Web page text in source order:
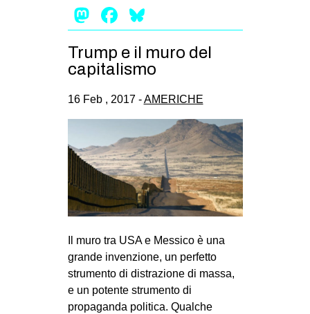
REPRESSIONE
STUDENTI
CULTURE
CINEMA
MANIFESTI
MUSICA
RECENSIONI
INTERNAZIONALE
AMERICHE
ESTREMO ORIENTE
Mastodon
Facebook
Trump e il muro del
capitalismo
16 Feb , 2017 -AMERICHE
Il muro tra USA e Messico è una
grande invenzione, un perfetto
strumento di distrazione di massa,
e un potente strumento di
propaganda politica. Qualche